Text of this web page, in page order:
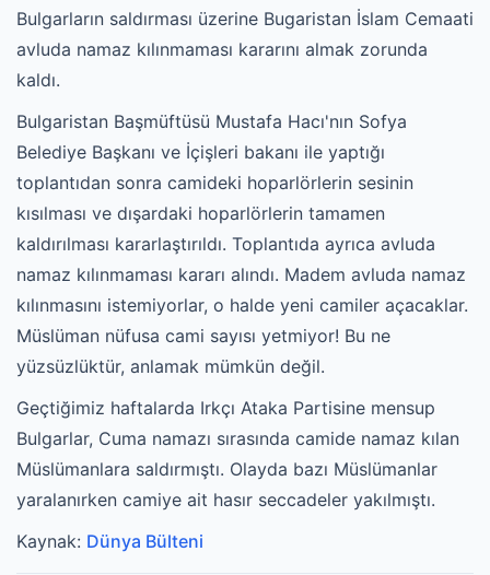
Bulgarların saldırması üzerine Bugaristan İslam Cemaati
avluda namaz kılınmaması kararını almak zorunda
kaldı.
Bulgaristan Başmüftüsü Mustafa Hacı'nın Sofya
Belediye Başkanı ve İçişleri bakanı ile yaptığı
toplantıdan sonra camideki hoparlörlerin sesinin
kısılması ve dışardaki hoparlörlerin tamamen
kaldırılması kararlaştırıldı. Toplantıda ayrıca avluda
namaz kılınmaması kararı alındı. Madem avluda namaz
kılınmasını istemiyorlar, o halde yeni camiler açacaklar.
Müslüman nüfusa cami sayısı yetmiyor! Bu ne
yüzsüzlüktür, anlamak mümkün değil.
Geçtiğimiz haftalarda Irkçı Ataka Partisine mensup
Bulgarlar, Cuma namazı sırasında camide namaz kılan
Müslümanlara saldırmıştı. Olayda bazı Müslümanlar
yaralanırken camiye ait hasır seccadeler yakılmıştı.
Kaynak: Dünya Bülteni